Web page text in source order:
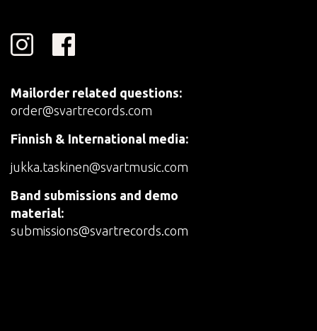
Mailorder related questions:
order@svartrecords.com
Finnish & International media:
jukka.taskinen@svartmusic.com
Band submissions and demo
material:
submissions@svartrecords.com